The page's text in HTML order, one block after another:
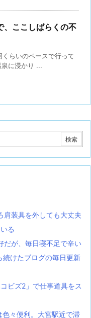
、ここしばらくの不
らいのペースで行って
に浸かり ...
肩装具を外しても大丈夫
る
だが、毎日寝不足で辛い
けたブログの毎日更新
ビズ2」で仕事道具をス
々便利。大宮駅近で滞